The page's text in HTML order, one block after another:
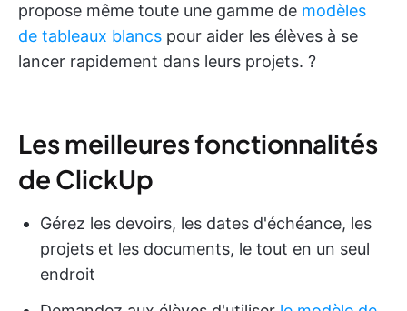
propose même toute une gamme de modèles
de tableaux blancs pour aider les élèves à se
lancer rapidement dans leurs projets. ?
Les meilleures fonctionnalités
de ClickUp
Gérez les devoirs, les dates d'échéance, les
projets et les documents, le tout en un seul
endroit